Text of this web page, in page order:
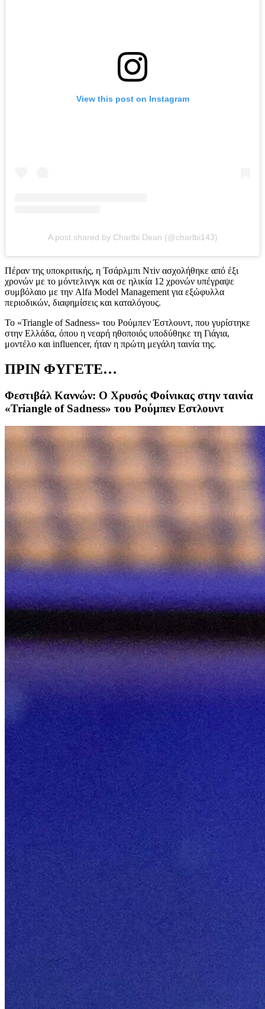
View this post on Instagram
A post shared by Charlbi Dean (@charlbi143)
Πέραν της υποκριτικής, η Τσάρλμπι Ντiν ασχολήθηκε από έξι
χρονών με το μόντελινγκ και σε ηλικία 12 χρονών υπέγραψε
συμβόλαιο με την Alfa Model Management για εξώφυλλα
περιοδικών, διαφημίσεις και καταλόγους.
Το «Triangle of Sadness» του Ρούμπεν Έστλουντ, που γυρίστηκε
στην Ελλάδα, όπου η νεαρή ηθοποιός υποδύθηκε τη Γιάγια,
μοντέλο και influencer, ήταν η πρώτη μεγάλη ταινία της.
ΠΡΙΝ ΦΥΓΕΤΕ…
Φεστιβάλ Καννών: Ο Χρυσός Φοίνικας στην ταινία
«Triangle of Sadness» του Ρούμπεν Εστλουντ